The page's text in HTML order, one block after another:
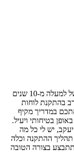
שלום, אני עמית מתן, חשמלאי מוסמך עם ניסיון של למעלה מ-10 שנים
בהתקנת לוחות
במדריך מקיף
בטיחותי ויעיל.
יש לי כל מה
ההתקנה וכלה
בצורה הטובה